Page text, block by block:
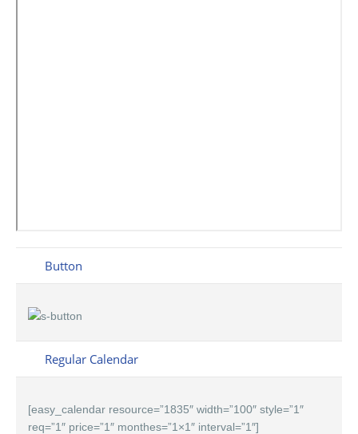
Button
Regular Calendar
[easy_calendar resource=”1835″ width=”100″ style=”1″
req=”1″ price=”1″ monthes=”1×1″ interval=”1″]